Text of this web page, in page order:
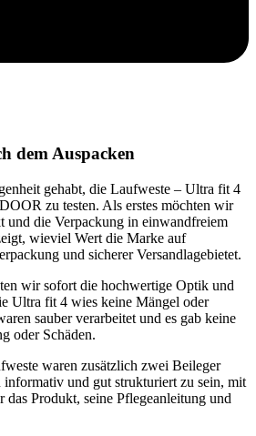
dem Auspacken
gehabt, die Laufweste – Ultra fit 4
zu testen. Als erstes möchten wir
und die Verpackung in einwandfreiem
wieviel Wert die Marke auf
und sicherer Versandlagebietet.
wir sofort die hochwertige Optik und
Ultra fit 4 wies keine Mängel oder
sauber verarbeitet und es gab keine
oder Schäden.
waren zusätzlich zwei Beileger
informativ und gut strukturiert zu sein, mit
Produkt, seine Pflegeanleitung und